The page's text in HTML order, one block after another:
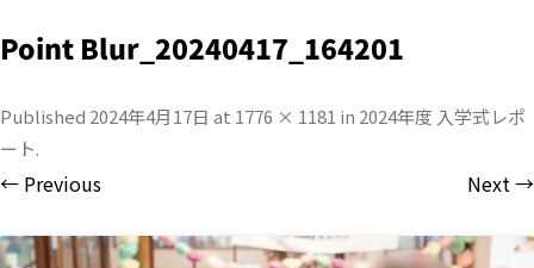
Point Blur_20240417_164201
Published 2024年4月17日 at 1776 × 1181 in 2024年度 入学式レポ
ート.
← Previous Next →